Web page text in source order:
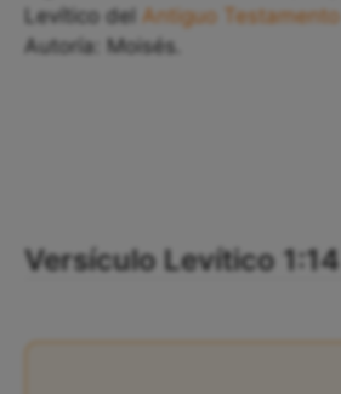
Levítico del Antiguo Testamento
Autoría: Moisés.
Versículo Levítico 1:14